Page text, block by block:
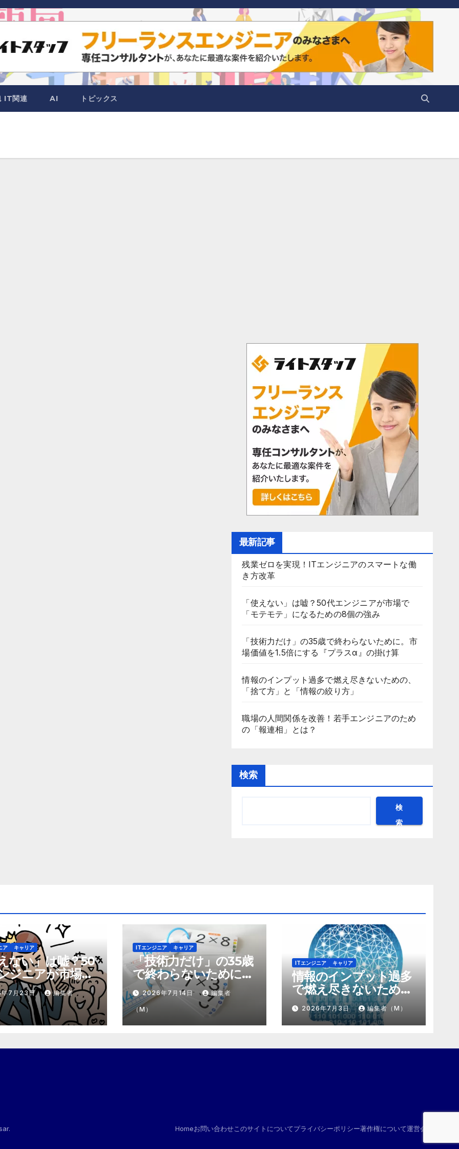
IT関連 AI トピックス
最新記事
残業ゼロを実現！ITエンジニアのスマートな働
き方改革
「使えない」は嘘？50代エンジニアが市場で
「モテモテ」になるための8個の強み
「技術力だけ」の35歳で終わらないために。市
場価値を1.5倍にする『プラスα』の掛け算
情報のインプット過多で燃え尽きないための、
「捨て方」と「情報の絞り方」
職場の人間関係を改善！若手エンジニアのため
の「報連相」とは？
検索
検
索
ア キャリア
ない」は嘘？50
ジニアが市場で
モテ」になるた
個の強み
7月23日 編集者
ITエンジニア キャリア
「技術力だけ」の35歳
で終わらないために。
市場価値を1.5倍にする
『プラスα』の掛け算
2026年7月14日 編集者
（M）
ITエンジニア キャリア
情報のインプット過多
で燃え尽きないため
の、「捨て方」と「情
報の絞り方」
2026年7月3日 編集者（M）
. Homeお問い合わせこのサイトについてプライバシーポリシー著作権について運営会社